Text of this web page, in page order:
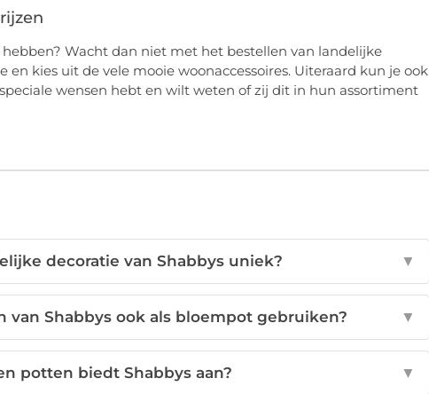
Wacht dan niet met het bestellen van landelijke
kies uit de vele mooie woonaccessoires. Uiteraard kun je ook
wensen hebt en wilt weten of zij dit in hun assortiment
decoratie van Shabbys uniek? ▼
van Shabbys ook als bloempot gebruiken? ▼
potten biedt Shabbys aan? ▼